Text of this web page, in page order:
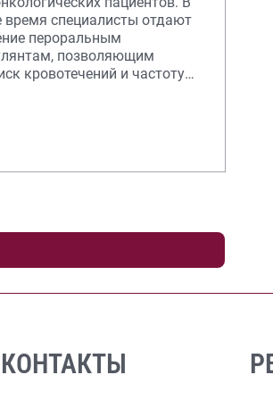
время специалисты отдают
пероральным
позволяющим
кровотечений и частоту
КОНТАКТЫ